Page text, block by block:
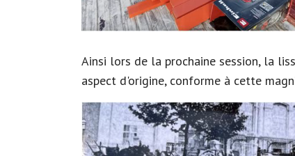
Ainsi lors de la prochaine session, la
aspect d'origine, conforme à cette